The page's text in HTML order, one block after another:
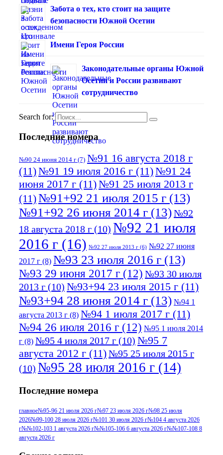
Забота о тех, кто стоит на защите
безопасности Южной Осетии
Имени Героя России
Законодательные органы Южной
Осетии и России развивают
сотрудничество
Search for:
Последние номера
№90 24 июня 2014 г (7) №91 16 августа 2018 г
(11)№91 19 июля 2016 г (11)№91 24
июня 2017 г (11)№91 25 июля 2013 г
(11)№91+92 21 июля 2015 г (13)
№91+92 26 июня 2014 г (13)№92
18 августа 2018 г (10) №92 21 июля
2016 г (16) №92 27 июля 2013 г (6) №92 27 июня
2017 г (8) №93 23 июля 2016 г (13)
№93 29 июня 2017 г (12) №93 30 июля
2013 г (10) №93+94 23 июля 2015 г (11)
№93+94 28 июня 2014 г (13) №94 1
августа 2013 г (8) №94 1 июля 2017 г (11)
№94 26 июля 2016 г (12) №95 1 июля 2014
г (8) №95 4 июля 2017 г (10) №95 7
августа 2012 г (11)№95 25 июля 2015 г
(10) №95 28 июля 2016 г (14)
июля 2017 г(11)№96 9 августа 2012
г(13) №96 28 июля 2015 г(9) №96+97 3
июля 2014 г(10)№96+97 30 июля
2016 г(13)
Последние номера
главное№95-96 21 июля 2026 г№97 23 июля 2026 г№98 25 июля
2026№99-100 28 июля 2026 г№101 30 июля 2026 г№104 4 августа 2026
г№№102-103 1 августа 2026 г№№105-106 6 августа 2026 г№№107-108 8
августа 2026 г